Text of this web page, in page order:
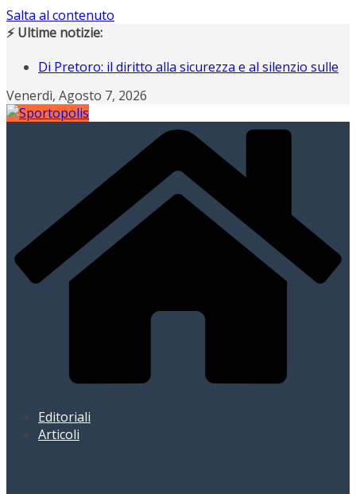
Salta al contenuto
⚡ Ultime notizie:
Di Pretoro: il diritto alla sicurezza e al silenzio sulle
Operazione Nostalgia, Gianluigi Buffon scende in
campo ad Ancona
Operazione Nostalgia svela i protagonisti del
raduno di Ancona
Campiani italiani 3D di Schilpario: assegnati i
tricolori individuali e a squadre
Gli italiani al Tour: CLASSIFICA FINALE, a Davide
Piganzoli la maglia gialla “italiana”
Venerdì, Agosto 7, 2026
Editoriali
Articoli